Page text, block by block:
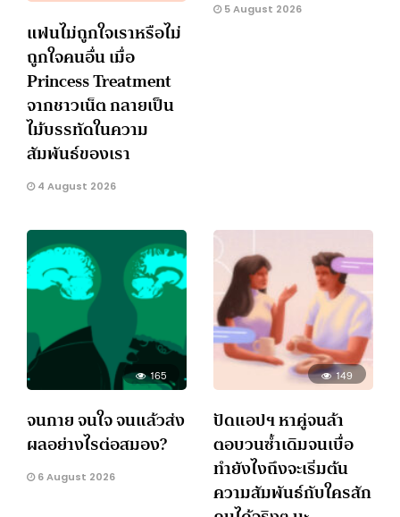
แฟนไม่ถูกใจเราหรือไม่
ถูกใจคนอื่น เมื่อ
Princess Treatment
จากชาวเน็ต กลายเป็น
ไม้บรรทัดในความ
สัมพันธ์ของเรา
4 August 2026
5 August 2026
165
จนกาย จนใจ จนแล้วส่ง
ผลอย่างไรต่อสมอง?
6 August 2026
149
ปัดแอปฯ หาคู่จนล้า
ตอบวนซ้ำเดิมจนเบื่อ
ทำยังไงถึงจะเริ่มต้น
ความสัมพันธ์กับใครสัก